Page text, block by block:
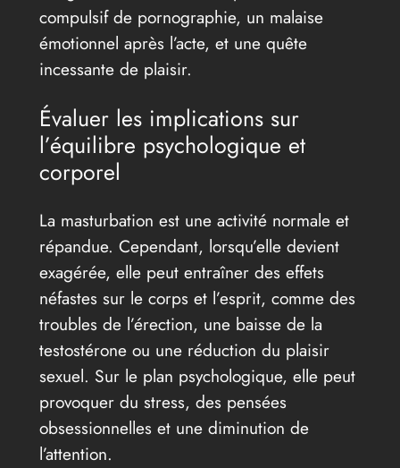
compulsif de pornographie, un malaise
émotionnel après l’acte, et une quête
incessante de plaisir.
Évaluer les implications sur
l’équilibre psychologique et
corporel
La masturbation est une activité normale et
répandue. Cependant, lorsqu’elle devient
exagérée, elle peut entraîner des effets
néfastes sur le corps et l’esprit, comme des
troubles de l’érection, une baisse de la
testostérone ou une réduction du plaisir
sexuel. Sur le plan psychologique, elle peut
provoquer du stress, des pensées
obsessionnelles et une diminution de
l’attention.